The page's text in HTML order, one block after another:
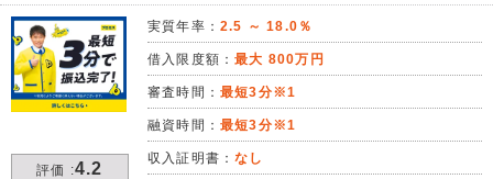
評価 :4.2
実質年率： 2.5 ～ 18.0％
借入限度額：最大 800万円
審査時間： 最短3分※1
融資時間： 最短3分※1
収入証明書：なし